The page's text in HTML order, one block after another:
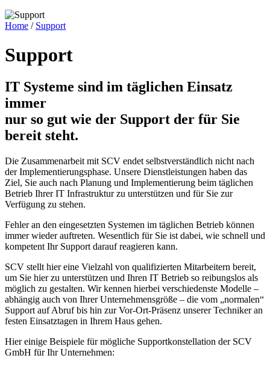
Home / Support
Support
IT Systeme sind im täglichen Einsatz
immer
nur so gut wie der Support der für Sie
bereit steht.
Die Zusammenarbeit mit SCV endet selbstverständlich nicht nach
der Implementierungsphase. Unsere Dienstleistungen haben das
Ziel, Sie auch nach Planung und Implementierung beim täglichen
Betrieb Ihrer IT Infrastruktur zu unterstützen und für Sie zur
Verfügung zu stehen.
Fehler an den eingesetzten Systemen im täglichen Betrieb können
immer wieder auftreten. Wesentlich für Sie ist dabei, wie schnell und
kompetent Ihr Support darauf reagieren kann.
SCV stellt hier eine Vielzahl von qualifizierten Mitarbeitern bereit,
um Sie hier zu unterstützen und Ihren IT Betrieb so reibungslos als
möglich zu gestalten. Wir kennen hierbei verschiedenste Modelle –
abhängig auch von Ihrer Unternehmensgröße – die vom „normalen“
Support auf Abruf bis hin zur Vor-Ort-Präsenz unserer Techniker an
festen Einsatztagen in Ihrem Haus gehen.
Hier einige Beispiele für mögliche Supportkonstellation der SCV
GmbH für Ihr Unternehmen: